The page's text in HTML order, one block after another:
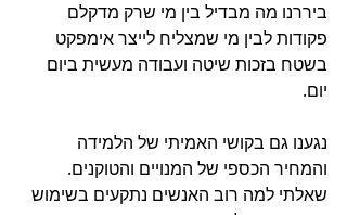
ביררנו מה מבדיל בין מי שרק מדקלם
פקודות לבין מי שמצליח לייצר אימפקט
בשטח בזכות שיטה ועבודה מעשית ביום
יום.
נגענו גם בקושי האמיתי של הלמידה
והמחיר הכספי של המנויים והטוקנים.
שאלתי למה רוב האנשים נתקעים בשימוש